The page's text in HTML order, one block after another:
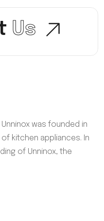
Us
Unninox was founded in
of kitchen appliances. In
of Unninox, the